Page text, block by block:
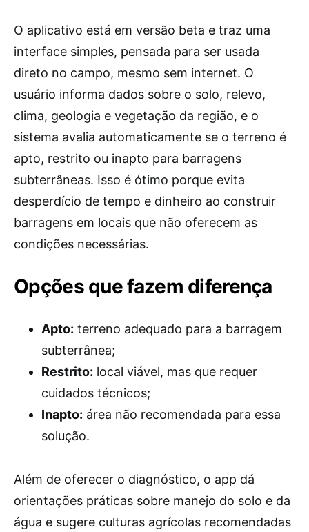
O aplicativo está em versão beta e traz uma
interface simples, pensada para ser usada
direto no campo, mesmo sem internet. O
usuário informa dados sobre o solo, relevo,
clima, geologia e vegetação da região, e o
sistema avalia automaticamente se o terreno é
apto, restrito ou inapto para barragens
subterrâneas. Isso é ótimo porque evita
desperdício de tempo e dinheiro ao construir
barragens em locais que não oferecem as
condições necessárias.
Opções que fazem diferença
Apto: terreno adequado para a barragem
subterrânea;
Restrito: local viável, mas que requer
cuidados técnicos;
Inapto: área não recomendada para essa
solução.
Além de oferecer o diagnóstico, o app dá
orientações práticas sobre manejo do solo e da
água e sugere culturas agrícolas recomendadas